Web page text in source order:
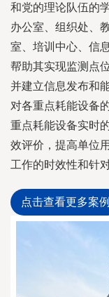
和党的理论队伍的
办公室、组织处、
室、培训中心、信
帮助其实现监测点
并建立信息发布和
对各重点耗能设备
重点耗能设备实时
效评价，提高单位
工作的时效性和针对
点击查看更多案例